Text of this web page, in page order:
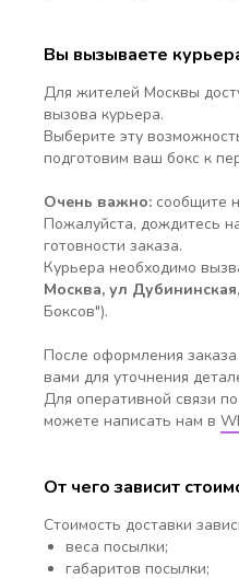
Вы вызываете
Для жителей Москвы
вызова курьера.
Выберите эту
подготовим ваш бокс к
Очень важно: сообщите
Пожалуйста, дождитесь
готовности заказа.
Курьера необходимо
Москва, ул
Боксов").
После оформления
вами для уточнения
Для оперативной связи
можете написать нам в
От чего зависит
Стоимость доставки
веса посылки;
габаритов посылки;